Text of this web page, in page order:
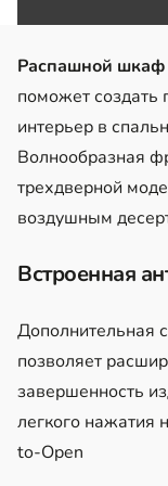
Распашной
поможет
интерьер в
Волнообразная
трехдверной
воздушным
Встроенная
Дополнительная
позволяет
завершенность
легкого нажатия
to-Open